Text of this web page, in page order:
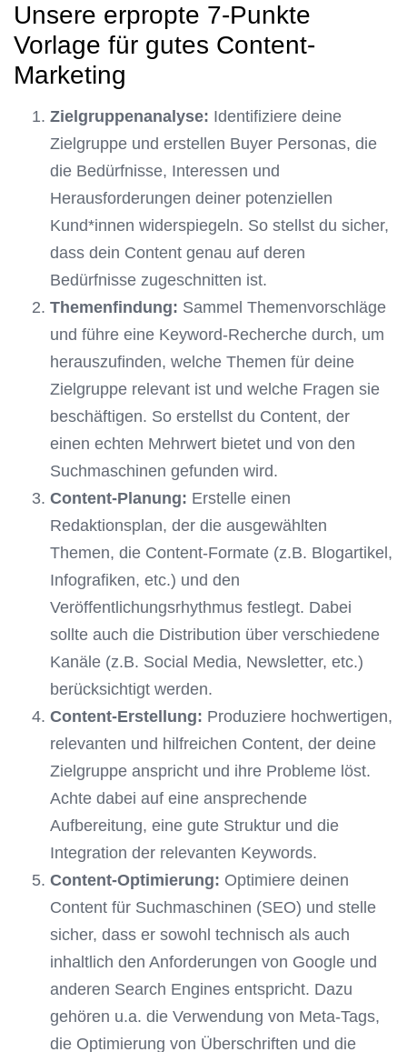
Unsere erpropte 7-Punkte
Vorlage für gutes Content-
Marketing
Zielgruppenanalyse: Identifiziere deine
Zielgruppe und erstellen Buyer Personas, die
die Bedürfnisse, Interessen und
Herausforderungen deiner potenziellen
Kund*innen widerspiegeln. So stellst du sicher,
dass dein Content genau auf deren
Bedürfnisse zugeschnitten ist.
Themenfindung: Sammel Themenvorschläge
und führe eine Keyword-Recherche durch, um
herauszufinden, welche Themen für deine
Zielgruppe relevant ist und welche Fragen sie
beschäftigen. So erstellst du Content, der
einen echten Mehrwert bietet und von den
Suchmaschinen gefunden wird.
Content-Planung: Erstelle einen
Redaktionsplan, der die ausgewählten
Themen, die Content-Formate (z.B. Blogartikel,
Infografiken, etc.) und den
Veröffentlichungsrhythmus festlegt. Dabei
sollte auch die Distribution über verschiedene
Kanäle (z.B. Social Media, Newsletter, etc.)
berücksichtigt werden.
Content-Erstellung: Produziere hochwertigen,
relevanten und hilfreichen Content, der deine
Zielgruppe anspricht und ihre Probleme löst.
Achte dabei auf eine ansprechende
Aufbereitung, eine gute Struktur und die
Integration der relevanten Keywords.
Content-Optimierung: Optimiere deinen
Content für Suchmaschinen (SEO) und stelle
sicher, dass er sowohl technisch als auch
inhaltlich den Anforderungen von Google und
anderen Search Engines entspricht. Dazu
gehören u.a. die Verwendung von Meta-Tags,
die Optimierung von Überschriften und die